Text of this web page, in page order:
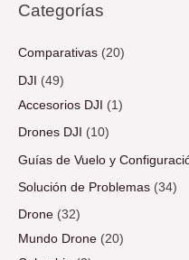
Categorías
Comparativas (20)
DJI (49)
Accesorios DJI (1)
Drones DJI (10)
Guías de Vuelo y
Solución de Problemas (34)
Drone (32)
Mundo Drone (20)